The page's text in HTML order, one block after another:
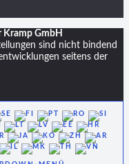
GmbH
sind nicht bindend
seitens der